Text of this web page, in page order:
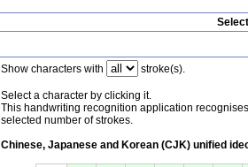
Show characters with stroke(s).
Select a character by clicking it.
This handwriting recognition application
selected number of strokes.
Chinese, Japanese and Korean (CJK) unified